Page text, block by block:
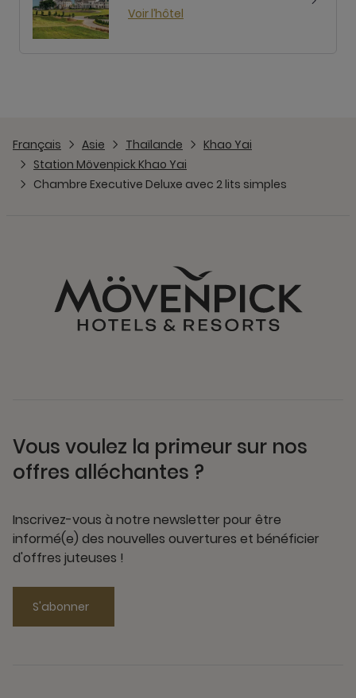
Voir l’hôtel
Français Asie Thaïlande
Khao Yai
Station Mövenpick Khao Yai
Chambre Executive Deluxe avec 2 lits simples
Vous voulez la primeur sur nos
offres alléchantes ?
Inscrivez-vous à notre newsletter pour être
informé(e) des nouvelles ouvertures et bénéficier
d'offres juteuses !
S'abonner